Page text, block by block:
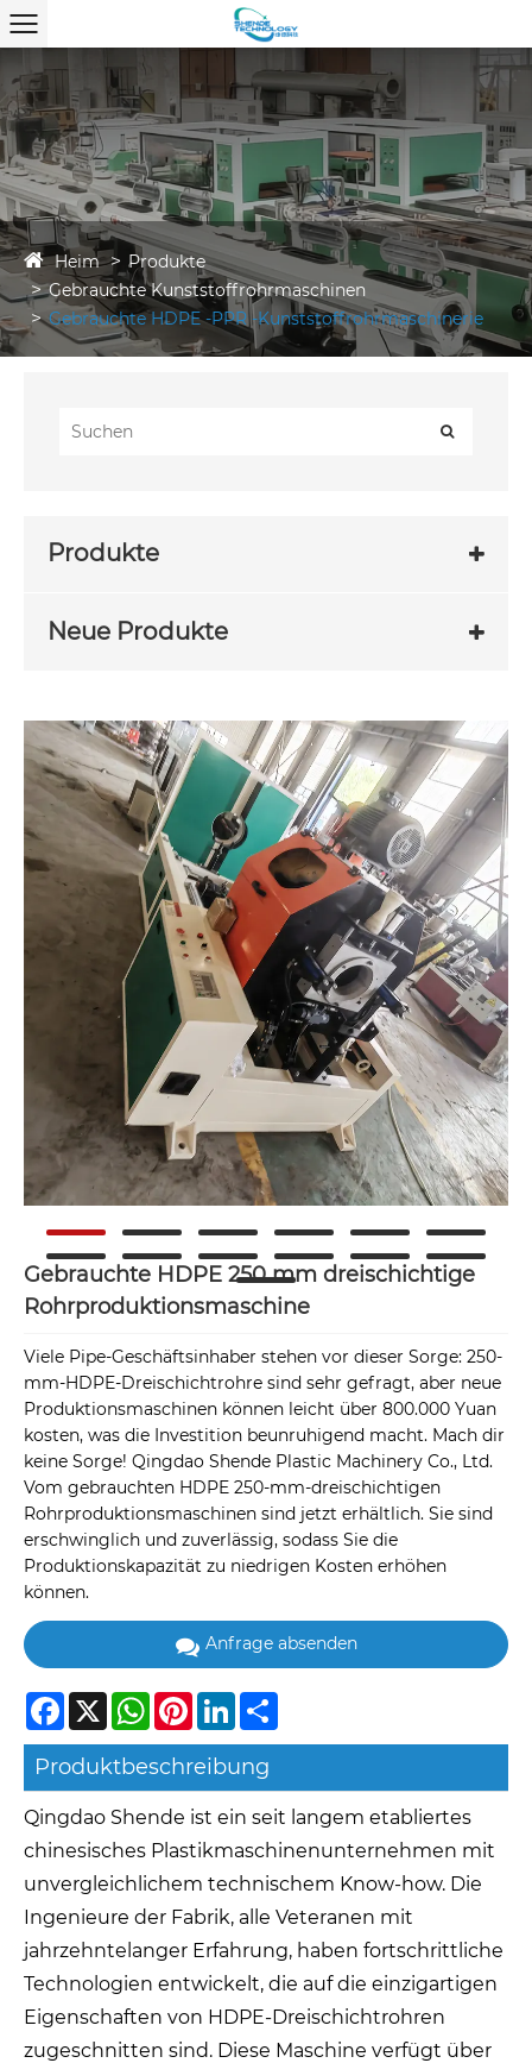
Heim
Produkte
Gebrauchte Kunststoffrohrmaschinen
Gebrauchte HDPE -PPR -Kunststoffrohrmaschinerie
Produkte
Neue Produkte
Gebrauchte HDPE 250 mm dreischichtige
Rohrproduktionsmaschine
Viele Pipe-Geschäftsinhaber stehen vor dieser Sorge: 250-
mm-HDPE-Dreischichtrohre sind sehr gefragt, aber neue
Produktionsmaschinen können leicht über 800.000 Yuan
kosten, was die Investition beunruhigend macht. Mach dir
keine Sorge! Qingdao Shende Plastic Machinery Co., Ltd.
Vom gebrauchten HDPE 250-mm-dreischichtigen
Rohrproduktionsmaschinen sind jetzt erhältlich. Sie sind
erschwinglich und zuverlässig, sodass Sie die
Produktionskapazität zu niedrigen Kosten erhöhen
können.
Anfrage absenden
Facebook
X WhatsAppPinterestLinkedIn
Produktbeschreibung
Qingdao Shende ist ein seit langem etabliertes
chinesisches Plastikmaschinenunternehmen mit
unvergleichlichem technischem Know-how. Die
Ingenieure der Fabrik, alle Veteranen mit
jahrzehntelanger Erfahrung, haben fortschrittliche
Technologien entwickelt, die auf die einzigartigen
Eigenschaften von HDPE-Dreischichtrohren
zugeschnitten sind. Diese Maschine verfügt über